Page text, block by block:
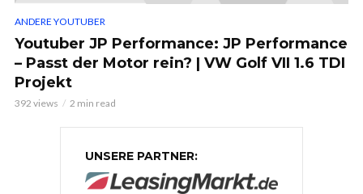
ANDERE YOUTUBER
Youtuber JP Performance: JP Performance
– Passt der Motor rein? | VW Golf VII 1.6 TDI
Projekt
392 views 2 min read
UNSERE PARTNER: